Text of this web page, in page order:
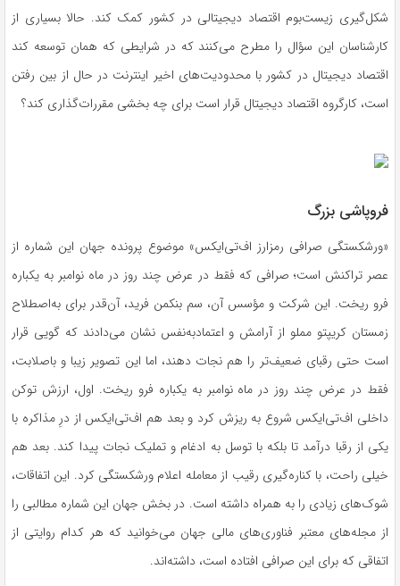
شکل‌گیری زیست‌بوم اقتصاد دیجیتالی در کشور کمک کند. حالا بسیاری از
کارشناسان این سؤال را مطرح می‌کنند که در شرایطی که همان توسعه کند
اقتصاد دیجیتال در کشور با محدودیت‌های اخیر اینترنت در حال از بین رفتن
است، کارگروه اقتصاد دیجیتال قرار است برای چه بخشی مقررات‌گذاری کند؟
فروپاشی بزرگ
«ورشکستگی صرافی رمزارز اف‌تی‌ایکس» موضوع پرونده جهان این شماره از
عصر تراکنش است؛ صرافی که فقط در عرض چند روز در ماه نوامبر به یکباره
فرو ریخت. این شرکت و مؤسس آن، سم بنکمن فرید، آن‌قدر برای به‌اصطلاح
زمستان کریپتو مملو از آرامش و اعتمادبه‌نفس نشان می‌دادند که گویی قرار
است حتی رقبای ضعیف‌تر را هم نجات دهند، اما این تصویر زیبا و باصلابت،
فقط در عرض چند روز در ماه نوامبر به یکباره فرو ریخت. اول، ارزش توکن
داخلی اف‌تی‌ایکس شروع به ریزش کرد و بعد هم اف‌تی‌ایکس از درِ مذاکره با
یکی از رقبا درآمد تا بلکه با توسل به ادغام و تملیک نجات پیدا کند. بعد هم
خیلی راحت، با کناره‌گیری رقیب از معامله اعلام ورشکستگی کرد. این اتفاقات،
شوک‌های زیادی را به همراه داشته است. در بخش جهان این شماره مطالبی را
از مجله‌های معتبر فناوری‌های مالی جهان می‌خوانید که هر کدام روایتی از
اتفاقی که برای این صرافی افتاده است، داشته‌اند.